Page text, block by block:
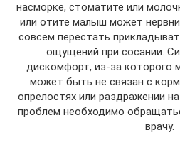
насморке, стоматите или
или отите малыш может
совсем перестать
ощущений при сосании.
дискомфорт, из-за которого
может быть не связан с
опрелостях или раздражении
проблем необходимо
врачу.